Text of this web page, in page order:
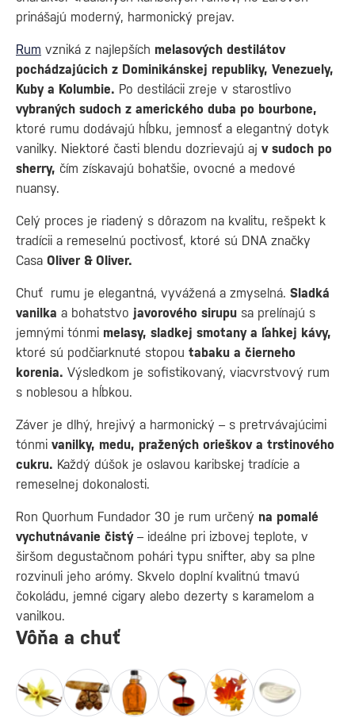
prinášajú moderný, harmonický prejav.
Rum vzniká z najlepších melasových destilátov
pochádzajúcich z Dominikánskej republiky, Venezuely,
Kuby a Kolumbie. Po destilácii zreje v starostlivo
vybraných sudoch z amerického duba po bourbone,
ktoré rumu dodávajú hĺbku, jemnosť a elegantný dotyk
vanilky. Niektoré časti blendu dozrievajú aj v sudoch po
sherry, čím získavajú bohatšie, ovocné a medové
nuansy.
Celý proces je riadený s dôrazom na kvalitu, rešpekt k
tradícii a remeselnú poctivosť, ktoré sú DNA značky
Casa Oliver & Oliver.
Chuť rumu je elegantná, vyvážená a zmyselná. Sladká
vanilka a bohatstvo javorového sirupu sa prelínajú s
jemnými tónmi melasy, sladkej smotany a ľahkej kávy,
ktoré sú podčiarknuté stopou tabaku a čierneho
korenia. Výsledkom je sofistikovaný, viacvrstvový rum
s noblesou a hĺbkou.
Záver je dlhý, hrejivý a harmonický – s pretrvávajúcimi
tónmi vanilky, medu, pražených orieškov a trstinového
cukru. Každý dúšok je oslavou karibskej tradície a
remeselnej dokonalosti.
Ron Quorhum Fundador 30 je rum určený na pomalé
vychutnávanie čistý– ideálne pri izbovej teplote, v
širšom degustačnom pohári typu snifter, aby sa plne
rozvinuli jeho arómy. Skvelo doplní kvalitnú tmavú
čokoládu, jemné cigary alebo dezerty s karamelom a
vanilkou.
Vôňa a chuť